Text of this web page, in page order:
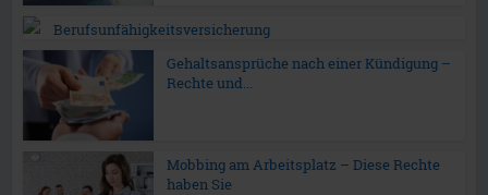
Berufsunfähigkeitsversicherung
Gehaltsansprüche nach einer Kündigung –
Rechte und...
Mobbing am Arbeitsplatz – Diese Rechte
haben Sie